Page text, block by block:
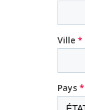
Ville *
Pays *